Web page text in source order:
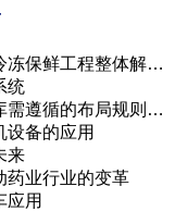
冻保鲜工程整体解…
统
需遵循的布局规则…
设备的应用
来
药业行业的变革
应用